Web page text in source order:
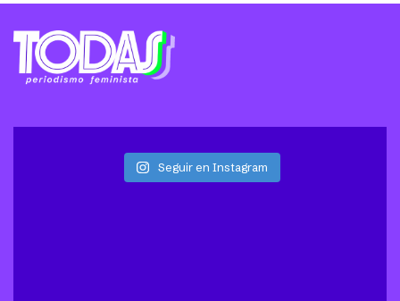
Seguir en Instagram